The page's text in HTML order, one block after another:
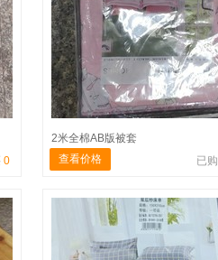
0
2米全棉AB版被套
查看价格
已